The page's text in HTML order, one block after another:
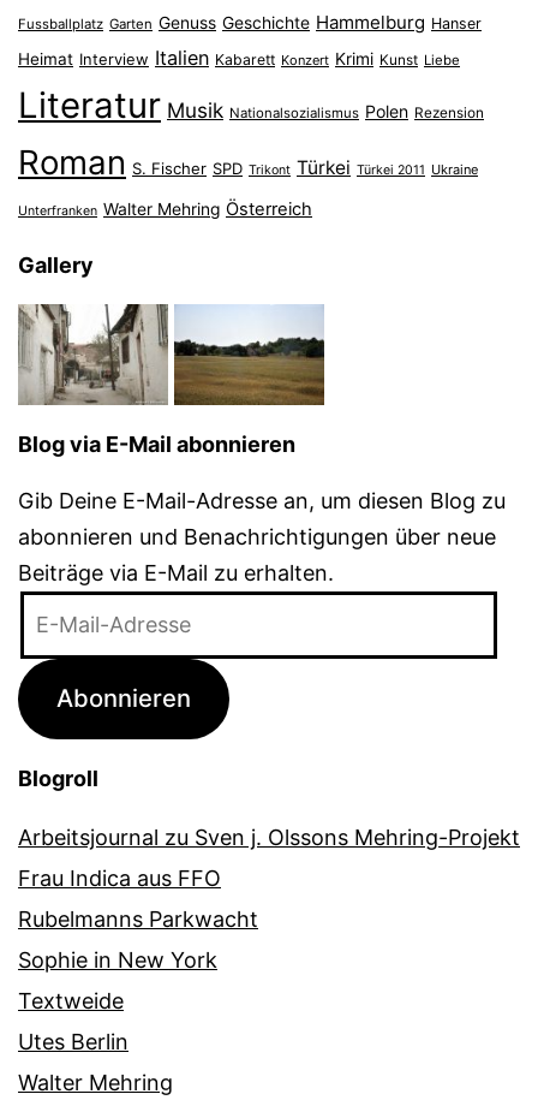
Fussballplatz Garten Genuss Geschichte Hammelburg Hanser
Heimat Interview Italien Kabarett Konzert Krimi Kunst Liebe
Literatur Musik Nationalsozialismus Polen Rezension
Roman S. Fischer SPD Trikont Türkei Türkei 2011 Ukraine
Unterfranken Walter Mehring Österreich
Gallery
Blog via E-Mail abonnieren
Gib Deine E-Mail-Adresse an, um diesen Blog zu
abonnieren und Benachrichtigungen über neue
Beiträge via E-Mail zu erhalten.
Adresse
Abonnieren
Blogroll
Arbeitsjournal zu Sven j. Olssons Mehring-Projekt
Frau Indica aus FFO
Rubelmanns Parkwacht
Sophie in New York
Textweide
Utes Berlin
Walter Mehring